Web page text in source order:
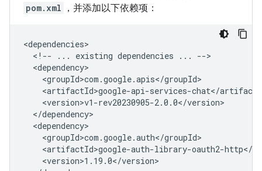
pom.xml
，并添加以下依赖项：
<!--
... existing dependencies ...